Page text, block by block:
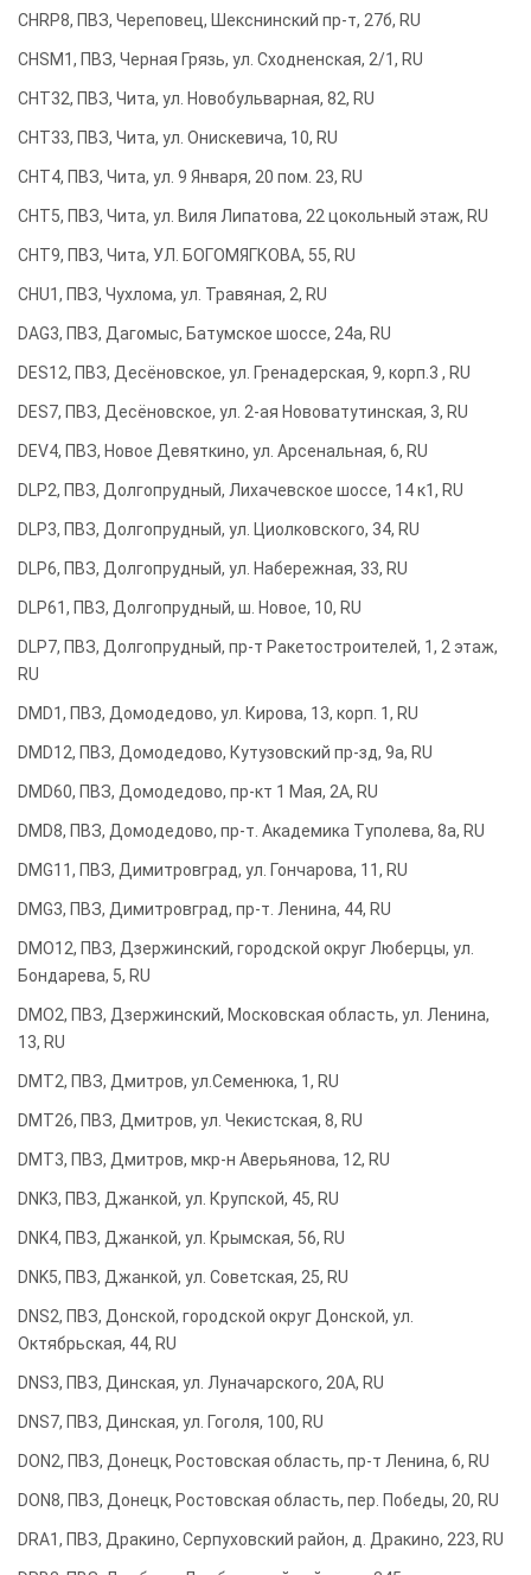
CHRP8, ПВЗ, Череповец, Шекснинский пр-т, 27б, RU
CHSM1, ПВЗ, Черная Грязь, ул. Сходненская, 2/1, RU
CHT32, ПВЗ, Чита, ул. Новобульварная, 82, RU
CHT33, ПВЗ, Чита, ул. Онискевича, 10, RU
CHT4, ПВЗ, Чита, ул. 9 Января, 20 пом. 23, RU
CHT5, ПВЗ, Чита, ул. Виля Липатова, 22 цокольный этаж, RU
CHT9, ПВЗ, Чита, УЛ. БОГОМЯГКОВА, 55, RU
CHU1, ПВЗ, Чухлома, ул. Травяная, 2, RU
DAG3, ПВЗ, Дагомыс, Батумское шоссе, 24а, RU
DES12, ПВЗ, Десёновское, ул. Гренадерская, 9, корп.3 , RU
DES7, ПВЗ, Десёновское, ул. 2-ая Нововатутинская, 3, RU
DEV4, ПВЗ, Новое Девяткино, ул. Арсенальная, 6, RU
DLP2, ПВЗ, Долгопрудный, Лихачевское шоссе, 14 к1, RU
DLP3, ПВЗ, Долгопрудный, ул. Циолковского, 34, RU
DLP6, ПВЗ, Долгопрудный, ул. Набережная, 33, RU
DLP61, ПВЗ, Долгопрудный, ш. Новое, 10, RU
DLP7, ПВЗ, Долгопрудный, пр-т Ракетостроителей, 1, 2 этаж,
RU
DMD1, ПВЗ, Домодедово, ул. Кирова, 13, корп. 1, RU
DMD12, ПВЗ, Домодедово, Кутузовский пр-зд, 9а, RU
DMD60, ПВЗ, Домодедово, пр-кт 1 Мая, 2А, RU
DMD8, ПВЗ, Домодедово, пр-т. Академика Туполева, 8а, RU
DMG11, ПВЗ, Димитровград, ул. Гончарова, 11, RU
DMG3, ПВЗ, Димитровград, пр-т. Ленина, 44, RU
DMO12, ПВЗ, Дзержинский, городской округ Люберцы, ул.
Бондарева, 5, RU
DMO2, ПВЗ, Дзержинский, Московская область, ул. Ленина,
13, RU
DMT2, ПВЗ, Дмитров, ул.Семенюка, 1, RU
DMT26, ПВЗ, Дмитров, ул. Чекистская, 8, RU
DMT3, ПВЗ, Дмитров, мкр-н Аверьянова, 12, RU
DNK3, ПВЗ, Джанкой, ул. Крупской, 45, RU
DNK4, ПВЗ, Джанкой, ул. Крымская, 56, RU
DNK5, ПВЗ, Джанкой, ул. Советская, 25, RU
DNS2, ПВЗ, Донской, городской округ Донской, ул.
Октябрьская, 44, RU
DNS3, ПВЗ, Динская, ул. Луначарского, 20А, RU
DNS7, ПВЗ, Динская, ул. Гоголя, 100, RU
DON2, ПВЗ, Донецк, Ростовская область, пр-т Ленина, 6, RU
DON8, ПВЗ, Донецк, Ростовская область, пер. Победы, 20, RU
DRA1, ПВЗ, Дракино, Серпуховский район, д. Дракино, 223, RU